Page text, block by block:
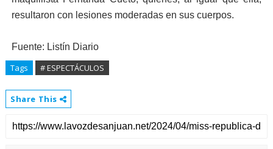
resultaron con lesiones moderadas en sus cuerpos.
Fuente: Listín Diario
Tags # ESPECTÁCULOS
Share This